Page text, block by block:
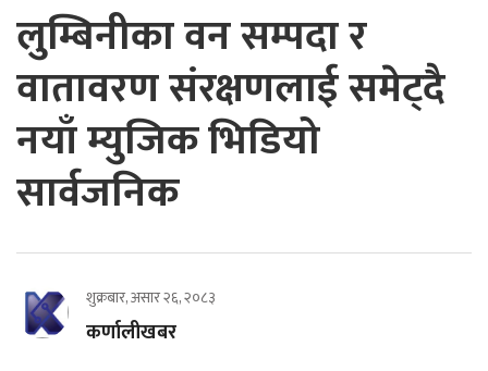
लुम्बिनीका वन सम्पदा र
वातावरण संरक्षणलाई समेट्दै
नयाँ म्युजिक भिडियो
सार्वजनिक
शुक्रबार, असार २६, २०८३
कर्णालीखबर